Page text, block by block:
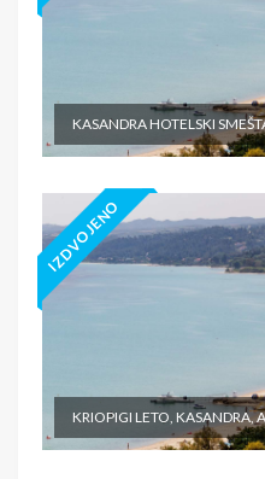
KASANDRA HOTELSKI
IZDVOJENO
KRIOPIGI LETO, KASANDRA,